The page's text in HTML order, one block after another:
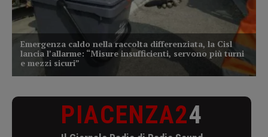
PIACENZA24